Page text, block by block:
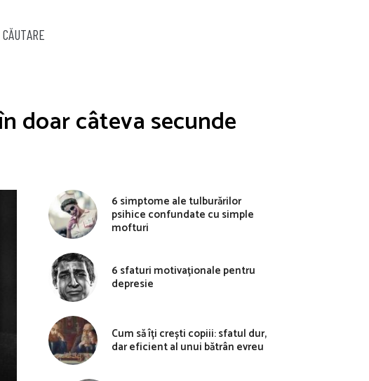
CĂUTARE
doar câteva secunde
6 simptome ale tulburărilor
psihice confundate cu simple
mofturi
6 sfaturi motivaționale pentru
depresie
Cum să îți crești copiii: sfatul dur,
dar eficient al unui bătrân evreu